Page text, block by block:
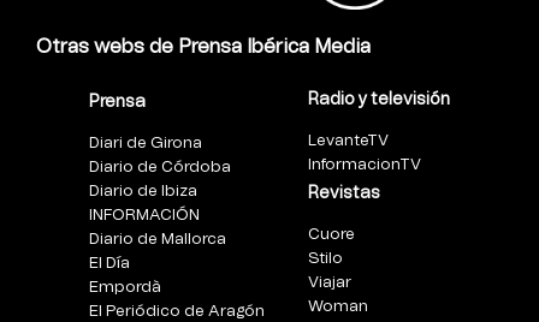
Otras webs de Prensa Ibérica Media
Prensa
Diari de Girona
Diario de Córdoba
Diario de Ibiza
INFORMACIÓN
Diario de Mallorca
El Día
Empordà
El Periódico de Aragón
Radio y televisión
LevanteTV
InformacionTV
Revistas
Cuore
Stilo
Viajar
Woman